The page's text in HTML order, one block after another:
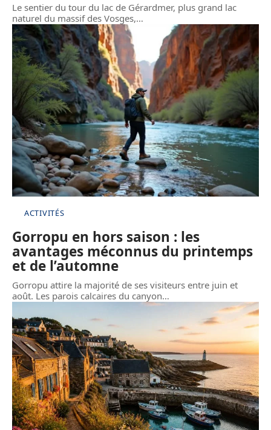
Le sentier du tour du lac de Gérardmer, plus grand lac
naturel du massif des Vosges,…
ACTIVITÉS
Gorropu en hors saison : les
avantages méconnus du printemps
et de l’automne
Gorropu attire la majorité de ses visiteurs entre juin et
août. Les parois calcaires du canyon…